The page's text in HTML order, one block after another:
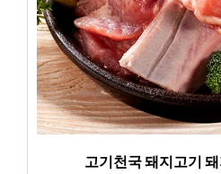
고기천국 돼지고기